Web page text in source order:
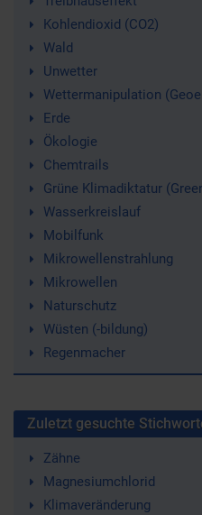
Kohlendioxid (CO2)
Wald
Unwetter
Wettermanipulation
Erde
Ökologie
Chemtrails
Grüne Klimadiktatur
Wasserkreislauf
Mobilfunk
Mikrowellenstrahlung
Mikrowellen
Naturschutz
Wüsten (-bildung)
Regenmacher
Zuletzt gesuchte
Zähne
Magnesiumchlorid
Klimaveränderung